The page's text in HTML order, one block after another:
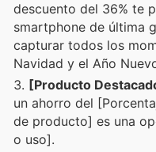
descuento del 36% te
smartphone de última
capturar todos los
Navidad y el Año
[Producto
un ahorro del
de producto] es una
o uso].